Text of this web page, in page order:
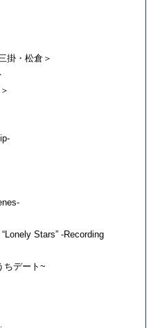
掛・松倉＞
Stars” -Recording
ちデート~